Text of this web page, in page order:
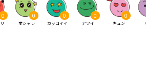
0 0
オシャレ
0
カッコイイ
0
アツイ
0
キュン